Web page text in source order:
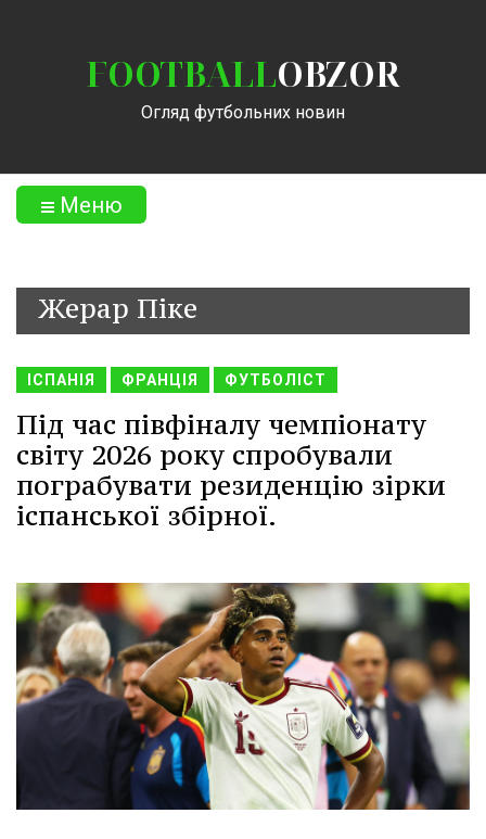
FOOTBALLOBZOR
Огляд футбольних новин
Меню
Жерар Піке
ІСПАНІЯ ФРАНЦІЯ ФУТБОЛІСТ
Під час півфіналу чемпіонату
світу 2026 року спробували
пограбувати резиденцію зірки
іспанської збірної.